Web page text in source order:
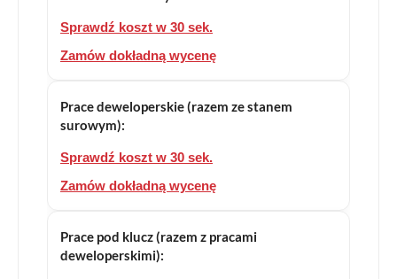
Sprawdź koszt w 30 sek.
Zamów dokładną wycenę
Prace deweloperskie (razem ze stanem
surowym):
Sprawdź koszt w 30 sek.
Zamów dokładną wycenę
Prace pod klucz (razem z pracami
deweloperskimi):